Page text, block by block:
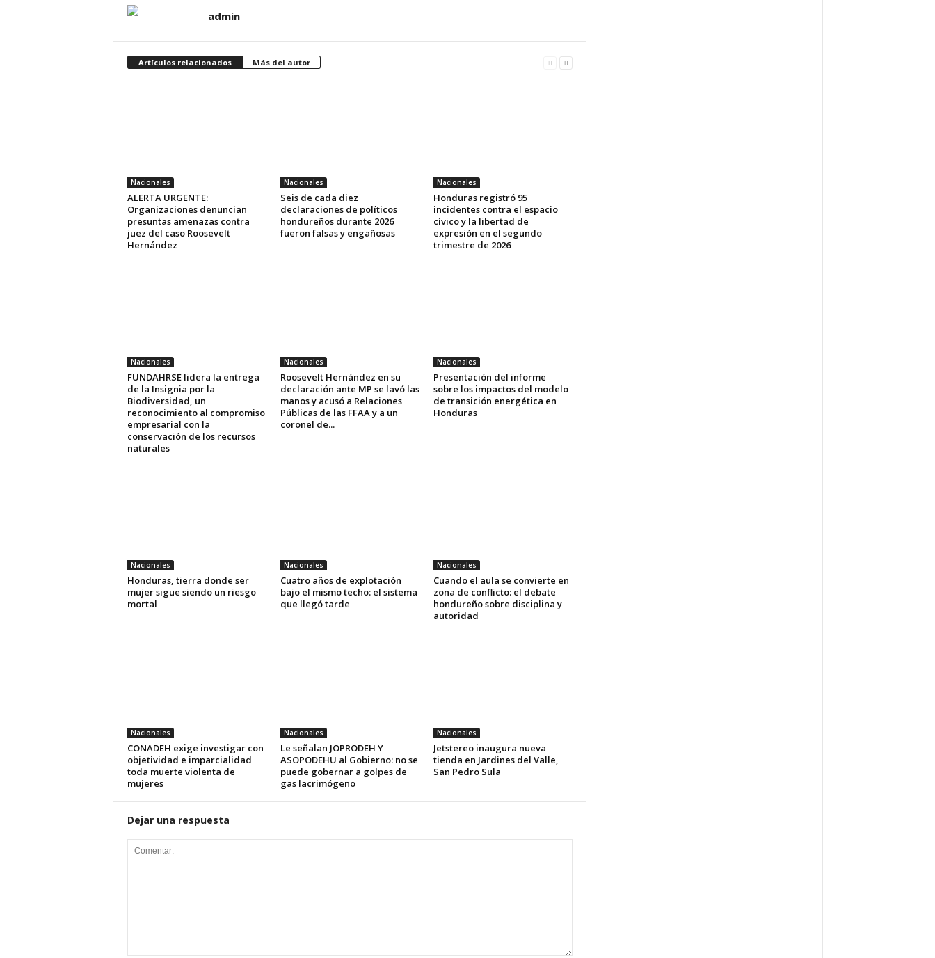
admin
Artículos relacionados Más del autor
Nacionales
ALERTA URGENTE:
Organizaciones denuncian
presuntas amenazas contra
juez del caso Roosevelt
Hernández
Nacionales
Seis de cada diez
declaraciones de políticos
hondureños durante 2026
fueron falsas y engañosas
Nacionales
Honduras registró 95
incidentes contra el espacio
cívico y la libertad de
expresión en el segundo
trimestre de 2026
Nacionales
FUNDAHRSE lidera la entrega
de la Insignia por la
Biodiversidad, un
reconocimiento al compromiso
empresarial con la
conservación de los recursos
naturales
Nacionales
Roosevelt Hernández en su
declaración ante MP se lavó las
manos y acusó a Relaciones
Públicas de las FFAA y a un
coronel de...
Nacionales
Presentación del informe
sobre los impactos del modelo
de transición energética en
Honduras
Nacionales
Honduras, tierra donde ser
mujer sigue siendo un riesgo
mortal
Nacionales
Cuatro años de explotación
bajo el mismo techo: el sistema
que llegó tarde
Nacionales
Cuando el aula se convierte en
zona de conflicto: el debate
hondureño sobre disciplina y
autoridad
Nacionales
CONADEH exige investigar con
objetividad e imparcialidad
toda muerte violenta de
mujeres
Nacionales
Le señalan JOPRODEH Y
ASOPODEHU al Gobierno: no se
puede gobernar a golpes de
gas lacrimógeno
Nacionales
Jetstereo inaugura nueva
tienda en Jardines del Valle,
San Pedro Sula
Dejar una respuesta